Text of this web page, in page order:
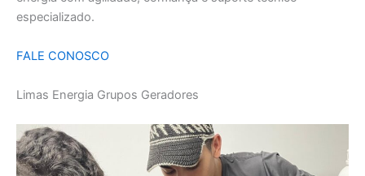
especializado.
FALE CONOSCO
Limas Energia Grupos Geradores